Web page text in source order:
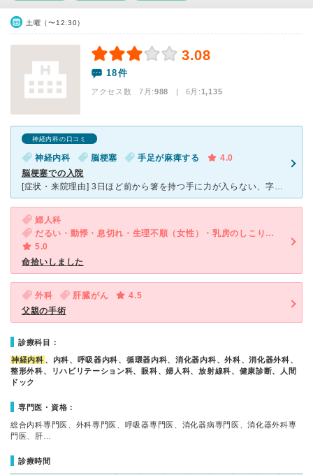
土曜（〜12:30）
3.08
18件
アクセス数 7月:988 | 6月:1,135
神経内科の口コミ
神経内科 脳梗塞 手足が麻痺する
4.0
脳梗塞での入院
[症状・来院理由] 3日ほど前から箸を持つ手に力が入らない、字がうまく書けない等の症状があり受診した。日曜日だったので、翌日の検査予約を取るつもりで行ったが専門のドクターが当直で在院だったので、すぐ
婦人科
だるい・動悸・息切れ・生理不順（女性）・乳房のしこり（女性）
5.0
命拾いしました
外科 肝臓がん
4.5
父親の手術
診療科目：
神経内科 、内科、呼吸器内科、循環器内科、消化器内科、外科、消化器外科、
整形外科、リハビリテーション科、眼科、婦人科、放射線科、健康診断、人間
ドック
専門医・資格：
総合内科専門医、外科専門医、呼吸器専門医、消化器病専門医、消化器外科専
門医、肝…
診療時間